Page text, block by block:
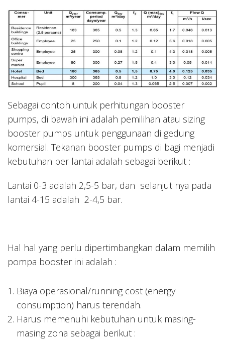
Sebagai contoh untuk perhitungan booster
pumps, di bawah ini adalah pemilihan atau sizing
booster pumps untuk penggunaan di gedung
komersial. Tekanan booster pumps di bagi menjadi
kebutuhan per lantai adalah sebagai berikut :
Lantai 0-3 adalah 2,5-5 bar, dan selanjut nya pada
lantai 4-15 adalah 2-4,5 bar.
Hal hal yang perlu dipertimbangkan dalam memilih
pompa booster ini adalah :
Biaya operasional/running cost (energy
consumption) harus terendah.
Harus memenuhi kebutuhan untuk masing-
masing zona sebagai berikut :